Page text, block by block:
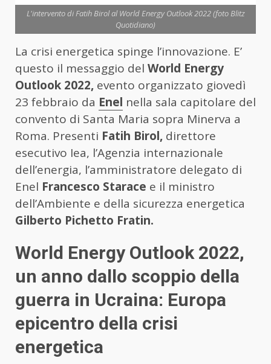
L'intervento di Fatih Birol al World Energy Outlook 2022 (foto Blitz
Quotidiano)
La crisi energetica spinge l’innovazione. E’
questo il messaggio del World Energy
Outlook 2022, evento organizzato giovedì
23 febbraio da Enel nella sala capitolare del
convento di Santa Maria sopra Minerva a
Roma. Presenti Fatih Birol, direttore
esecutivo Iea, l’Agenzia internazionale
dell’energia, l’amministratore delegato di
Enel Francesco Starace e il ministro
dell’Ambiente e della sicurezza energetica
Gilberto Pichetto Fratin.
World Energy Outlook 2022,
un anno dallo scoppio della
guerra in Ucraina: Europa
epicentro della crisi
energetica